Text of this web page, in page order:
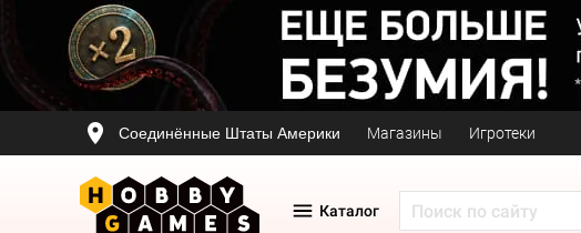
Соединённые Штаты Америки Магазины Игротеки
Каталог